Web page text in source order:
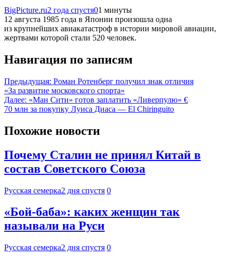
BigPicture.ru2 года спустя01 минуты
12 августа 1985 года в Японии произошла одна
из крупнейших авиакатастроф в истории мировой авиации,
жертвами которой стали 520 человек.
Навигация по записям
Предыдущая: Роман Ротенберг получил знак отличия
«За развитие московского спорта»
Далее: «Ман Сити» готов заплатить «Ливерпулю» €
70 млн за покупку Луиса Диаса — El Chiringuito
Похожие новости
Почему Сталин не принял Китай в
состав Советского Союза
Русская семерка2 дня спустя 0
«Бой-баба»: каких женщин так
называли на Руси
Русская семерка2 дня спустя 0